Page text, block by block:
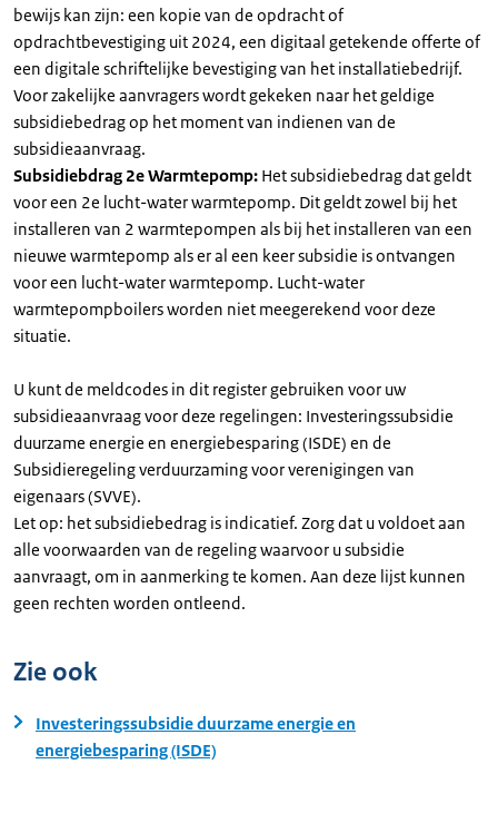
bewijs kan zijn: een kopie van de opdracht of
opdrachtbevestiging uit 2024, een digitaal getekende offerte of
een digitale schriftelijke bevestiging van het installatiebedrijf.
Voor zakelijke aanvragers wordt gekeken naar het geldige
subsidiebedrag op het moment van indienen van de
subsidieaanvraag.
Subsidiebdrag 2e Warmtepomp: Het subsidiebedrag dat geldt
voor een 2e lucht-water warmtepomp. Dit geldt zowel bij het
installeren van 2 warmtepompen als bij het installeren van een
nieuwe warmtepomp als er al een keer subsidie is ontvangen
voor een lucht-water warmtepomp. Lucht-water
warmtepompboilers worden niet meegerekend voor deze
situatie.
U kunt de meldcodes in dit register gebruiken voor uw
subsidieaanvraag voor deze regelingen: Investeringssubsidie
duurzame energie en energiebesparing (ISDE) en de
Subsidieregeling verduurzaming voor verenigingen van
eigenaars (SVVE).
Let op: het subsidiebedrag is indicatief. Zorg dat u voldoet aan
alle voorwaarden van de regeling waarvoor u subsidie
aanvraagt, om in aanmerking te komen. Aan deze lijst kunnen
geen rechten worden ontleend.
Zie ook
Investeringssubsidie duurzame energie en
energiebesparing (ISDE)